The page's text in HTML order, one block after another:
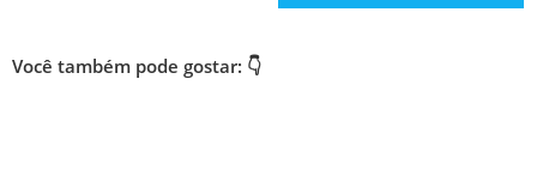
Você também pode gostar: 👇